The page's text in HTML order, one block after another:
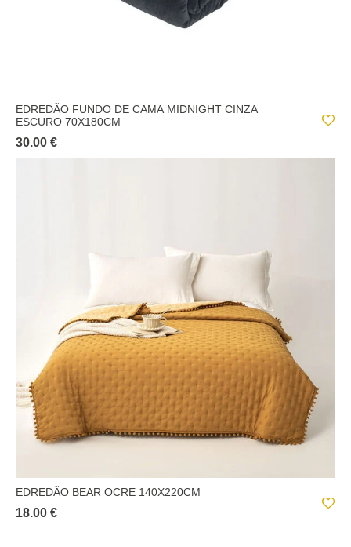
EDREDÃO FUNDO DE CAMA MIDNIGHT CINZA
ESCURO 70X180CM
30.00 €
EDREDÃO BEAR OCRE 140X220CM
18.00 €